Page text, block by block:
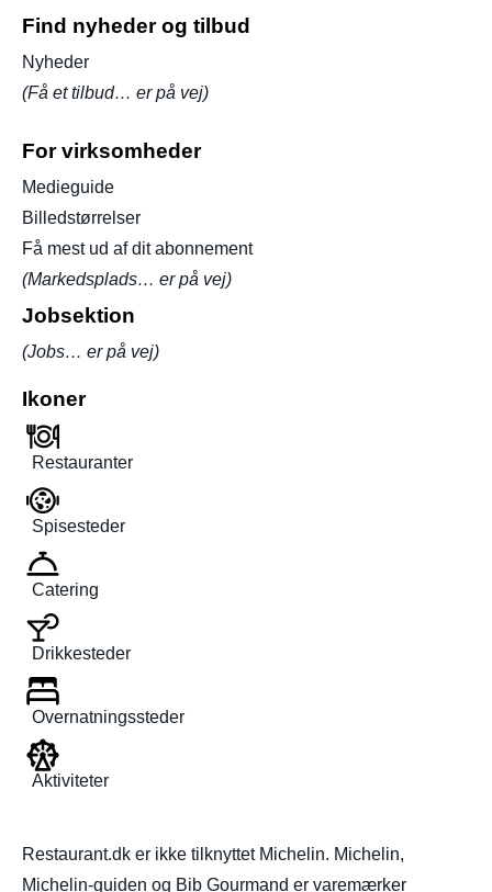
Find nyheder og tilbud
Nyheder
(Få et tilbud… er på vej)
For virksomheder
Medieguide
Billedstørrelser
Få mest ud af dit abonnement
(Markedsplads… er på vej)
Jobsektion
(Jobs… er på vej)
Ikoner
Restauranter
Spisesteder
Catering
Drikkesteder
Overnatningssteder
Aktiviteter
Restaurant.dk er ikke tilknyttet Michelin. Michelin,
Michelin-guiden og Bib Gourmand er varemærker